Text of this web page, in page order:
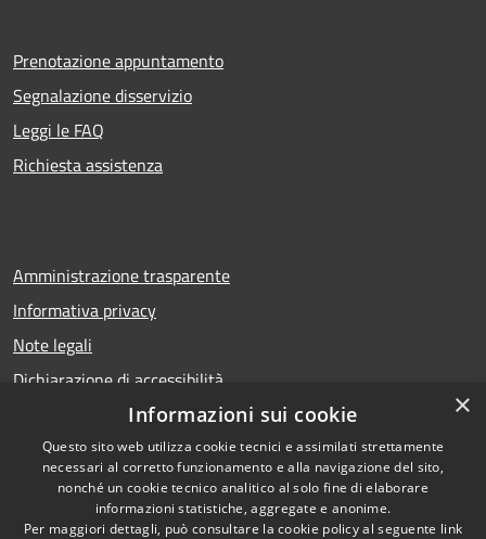
Prenotazione appuntamento
Segnalazione disservizio
Leggi le FAQ
Richiesta assistenza
Amministrazione trasparente
Informativa privacy
Note legali
Dichiarazione di accessibilità
RSS
Accessibilità
Privacy
Copyright © 2026 • Comune di
Calcio • Powered by
Municipium•Accesso
×
Informazioni sui cookie
Questo sito web utilizza cookie tecnici e assimilati strettamente
necessari al corretto funzionamento e alla navigazione del sito,
nonché un cookie tecnico analitico al solo fine di elaborare
informazioni statistiche, aggregate e anonime.
Per maggiori dettagli, può consultare la cookie policy al seguente link